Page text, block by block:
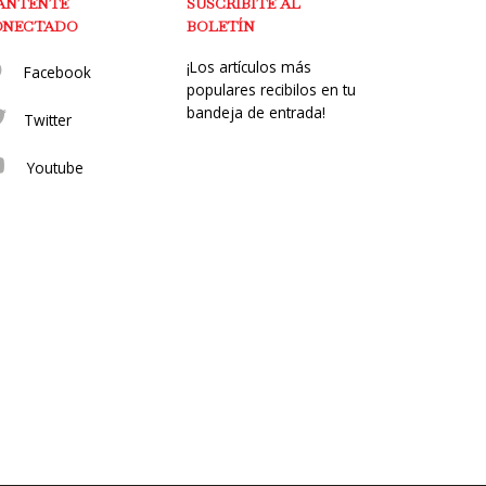
Facebook
Twitter
Youtube
BOLETÍN
¡Los artículos más
populares recibilos en tu
bandeja de entrada!